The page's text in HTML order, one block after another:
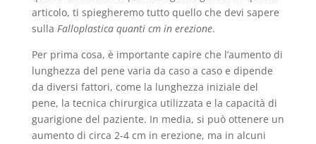
articolo, ti spiegheremo tutto quello che devi sapere
sulla Falloplastica quanti cm in erezione.
Per prima cosa, è importante capire che l’aumento di
lunghezza del pene varia da caso a caso e dipende
da diversi fattori, come la lunghezza iniziale del
pene, la tecnica chirurgica utilizzata e la capacità di
guarigione del paziente. In media, si può ottenere un
aumento di circa 2-4 cm in erezione, ma in alcuni